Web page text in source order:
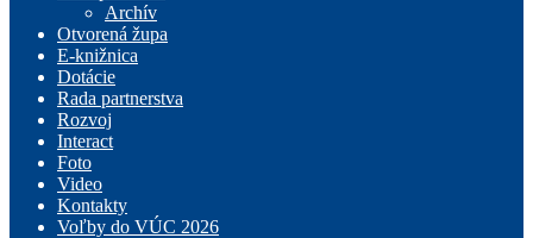
Archív
Otvorená župa
E-knižnica
Dotácie
Rada partnerstva
Rozvoj
Interact
Foto
Video
Kontakty
Voľby do VÚC 2026